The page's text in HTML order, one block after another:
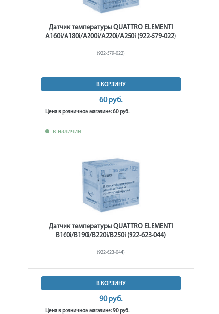
Датчик температуры QUATTRO ELEMENTI
A160i/A180i/A200i/A220i/A250i (922-579-022)
(922-579-022)
В КОРЗИНУ
60 руб.
Цена в розничном магазине: 60 руб.
в наличии
Датчик температуры QUATTRO ELEMENTI
B160i/B190i/B220i/B250i (922-623-044)
(922-623-044)
В КОРЗИНУ
90 руб.
Цена в розничном магазине: 90 руб.